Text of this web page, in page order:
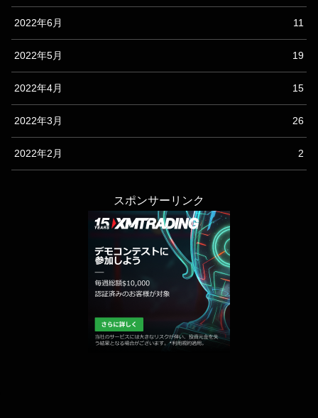
2022年6月 11
2022年5月 19
2022年4月 15
2022年3月 26
2022年2月 2
スポンサーリンク